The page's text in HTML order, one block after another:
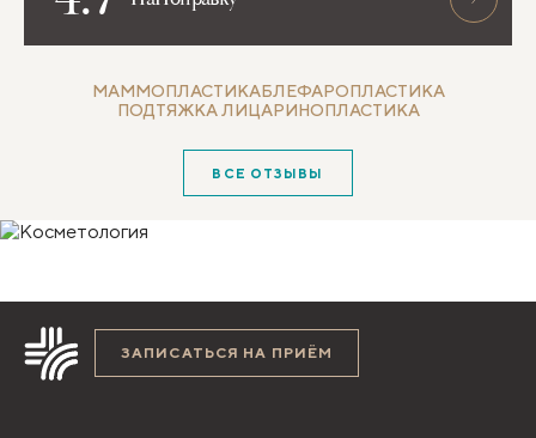
за границей.
МАММОПЛАСТИКАБЛЕФАРОПЛАСТИКА
ПОДТЯЖКА ЛИЦАРИНОПЛАСТИКА
ВСЕ ОТЗЫВЫ
ЗАПИСАТЬСЯ НА ПРИЁМ